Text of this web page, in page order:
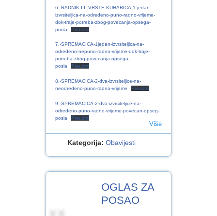
6.-RADNIK-III.-VRSTE-KUHARICA-1-jedan-
izvrsiteljica-na-odredeno-puno-radno-vrijeme-
dok-traje-potreba-zbog-povecanja-opsega-
posla
Preuzmi
7.-SPREMACICA-1jedan-izvrsiteljica-na-
odredeno-nepuno-radno-vrijeme-dok-traje-
potreba-zbog-povecanja-opsega-
posla
Preuzmi
8.-SPREMACICA-2-dva-izvrsiteljice-na-
neodredeno-puno-radno-vrijeme
Preuzmi
9.-SPREMACICA-2-dva-izvrsiteljice-na-
odredeno-puno-radno-vrijeme-povecan-opseg-
posla
Preuzmi
Više
Kategorija: Obavijesti
OGLAS ZA
POSAO